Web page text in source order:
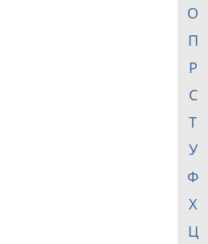
О
П
Р
С
Т
У
Ф
Х
Ц